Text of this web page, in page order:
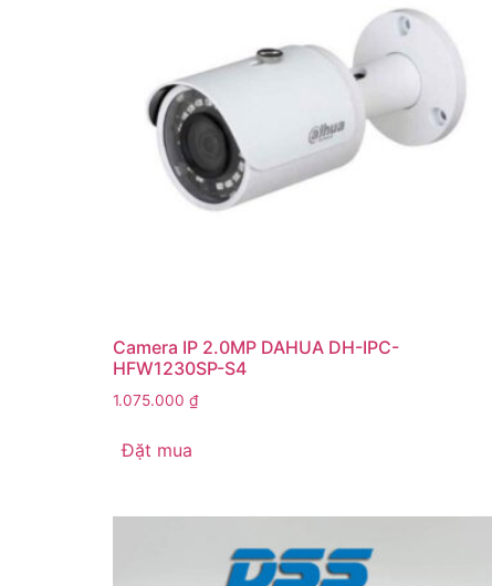
Camera IP 2.0MP DAHUA DH-IPC-
HFW1230SP-S4
1.075.000 ₫
Đặt mua